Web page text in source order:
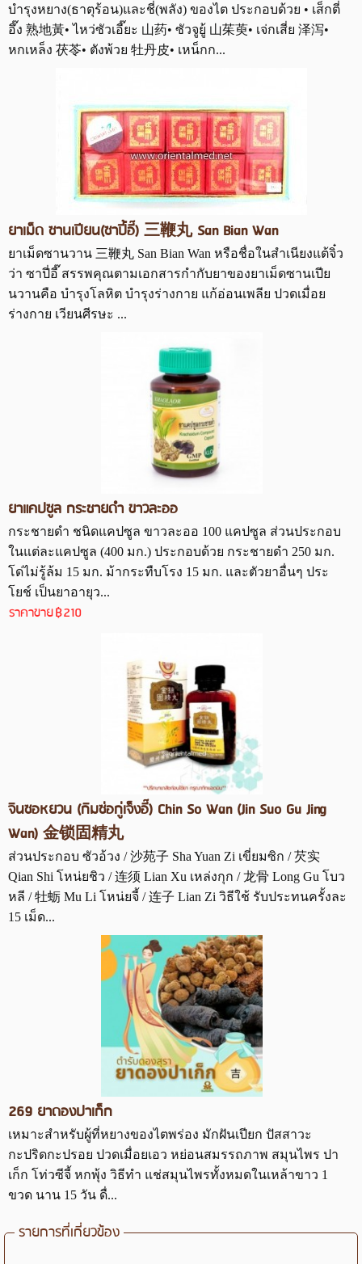
บำรุงหยาง(ธาตุร้อน)และชี่(พลัง) ของไต ประกอบด้วย • เส็กตี่
อึ๊ง 熟地黃• ไหว่ซัวเอี๊ยะ 山药• ซัวจูยู้ 山茱萸• เจ่กเสี่ย 泽泻•
หกเหล็ง 茯苓• ตังพ้วย 牡丹皮• เหน็กก...
ยาเม็ด ซานเปียน(ซาปี้อี๊) 三鞭丸 San Bian Wan
ยาเม็ดซานวาน 三鞭丸 San Bian Wan หรือชื่อในสำเนียงแต้จิ๋ว
ว่า ซาปี่อี๊ สรรพคุณตามเอกสารกำกับยาของยาเม็ดซานเปีย
นวานคือ บำรุงโลหิต บำรุงร่างกาย แก้อ่อนเพลีย ปวดเมื่อย
ร่างกาย เวียนศีรษะ ...
ยาแคปซูล กระชายดำ ขาวละออ
กระชายดำ ชนิดแคปซูล ขาวละออ 100 แคปซูล ส่วนประกอบ
ในแต่ละแคปซูล (400 มก.) ประกอบด้วย กระชายดำ 250 มก.
โด่ไม่รู้ล้ม 15 มก. ม้ากระทืบโรง 15 มก. และตัวยาอื่นๆ ประ
โยช์ เป็นยาอายุว...
ราคาขาย฿210
จินซอหยวน (กิมซ่อกู่เจ็งอี๊) Chin So Wan (Jin Suo Gu Jing
Wan) 金锁固精丸
ส่วนประกอบ ซัวอ้วง / 沙苑子 Sha Yuan Zi เขี่ยมซิก / 芡实
Qian Shi โหน่ยชิว / 连须 Lian Xu เหล่งกุก / 龙骨 Long Gu โบว
หลี / 牡蛎 Mu Li โหน่ยจี้ / 连子 Lian Zi วิธีใช้ รับประทนครั้งละ
15 เม็ด...
269 ยาดองปาเก็ก
เหมาะสำหรับผู้ที่หยางของไตพร่อง มักฝันเปียก ปัสสาวะ
กะปริดกะปรอย ปวดเมื่อยเอว หย่อนสมรรถภาพ สมุนไพร ปา
เก็ก โท่วซีจี้ หกพุ้ง วิธีทำ แช่สมุนไพรทั้งหมดในเหล้าขาว 1
ขวด นาน 15 วัน ดื่...
รายการที่เกี่ยวข้อง